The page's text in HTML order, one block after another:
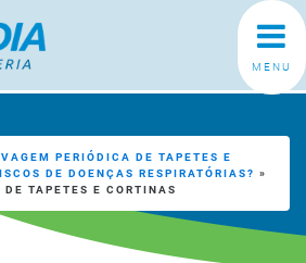
MENU
PERIÓDICA DE TAPETES E
DE DOENÇAS RESPIRATÓRIAS? »
TAPETES E CORTINAS